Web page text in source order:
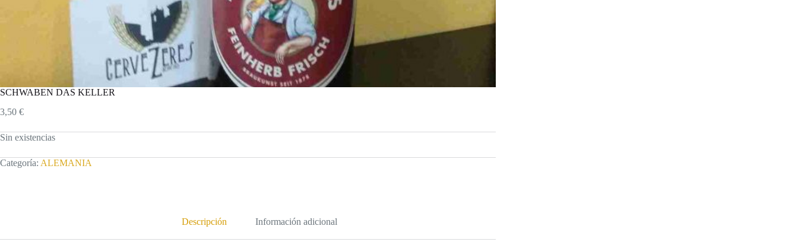
SCHWABEN DAS KELLER
3,50 €
Sin existencias
Categoría: ALEMANIA
Descripción Información adicional